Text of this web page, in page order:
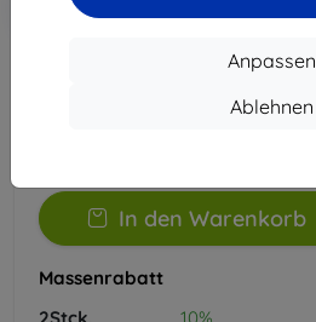
Anpassen
Ablehnen
EXTRA10
In den Warenkorb
Massenrabatt